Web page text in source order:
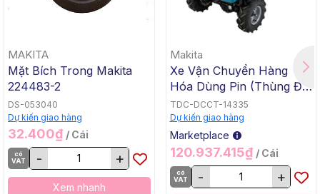
MAKITA
Mặt Bích Trong Makita
224483-2
DS-053040
Dự kiến giao hàng
32.400₫ / Cái
có
VAT
- +
Xem nhanh
Makita
Xe Vận Chuyển Hàng
Hóa Dùng Pin (Thùng Đế
Bằng, BL, 18Vx2) Makita
DCU605Z
TDC-DCCT-14335
Dự kiến giao hàng
Marketplace
120.937.415₫ / Cái
có
VAT
- +